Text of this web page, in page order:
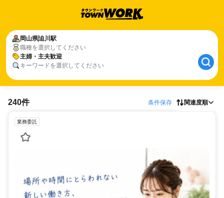
岡山県迫川駅
職種を選択してください
主婦・主夫歓迎
キーワードを選択してください
240件 条件保存 関連度順
業務委託